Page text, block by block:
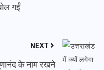
गईं
NEXT
के नाम रखने